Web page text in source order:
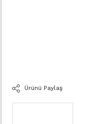
Ürünü Paylaş